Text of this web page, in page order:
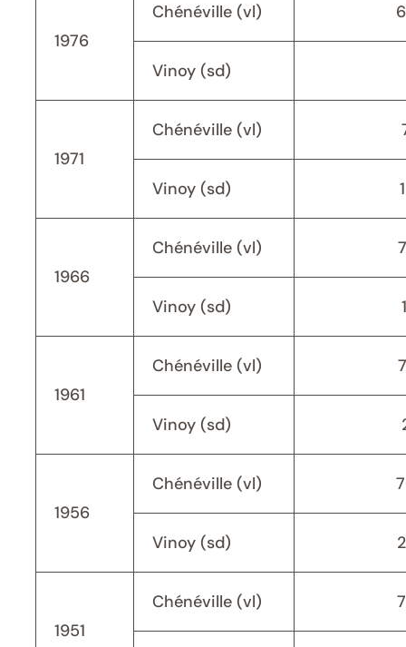
1976
Chénéville (vl)
Vinoy (sd)
1971
Chénéville (vl)
Vinoy (sd)
1966
Chénéville (vl)
Vinoy (sd)
1961
Chénéville (vl)
Vinoy (sd)
1956
Chénéville (vl)
Vinoy (sd)
1951
Chénéville (vl)